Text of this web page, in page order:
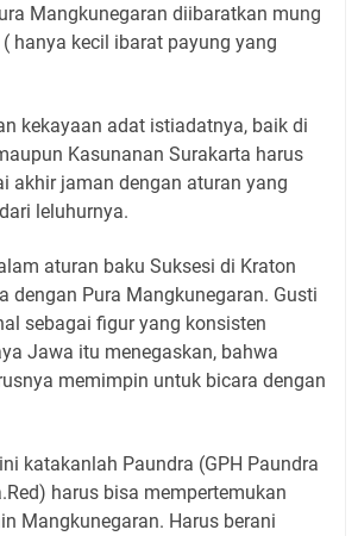
Mangkunegaran diibaratkan mung
hanya kecil ibarat payung yang
kekayaan adat istiadatnya, baik di
Kasunanan Surakarta harus
akhir jaman dengan aturan yang
leluhurnya.
aturan baku Suksesi di Kraton
dengan Pura Mangkunegaran. Gusti
sebagai figur yang konsisten
Jawa itu menegaskan, bahwa
memimpin untuk bicara dengan
katakanlah Paundra (GPH Paundra
harus bisa mempertemukan
Mangkunegaran. Harus berani